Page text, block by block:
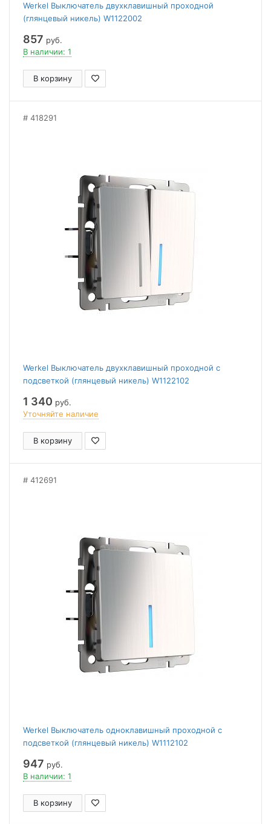
Werkel Выключатель двухклавишный проходной
(глянцевый никель) W1122002
857 руб.
В наличии: 1
В корзину
418291
Werkel Выключатель двухклавишный проходной с
подсветкой (глянцевый никель) W1122102
1 340 руб.
Уточняйте наличие
В корзину
412691
Werkel Выключатель одноклавишный проходной с
подсветкой (глянцевый никель) W1112102
947 руб.
В наличии: 1
В корзину